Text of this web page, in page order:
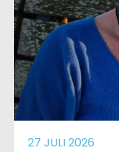
27 JULI 2026